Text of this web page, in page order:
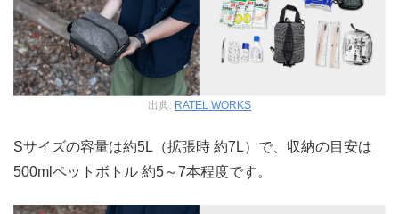
出典: RATEL WORKS
Sサイズの容量は約5L（拡張時 約7L）で、収納の目安は
500mlペットボトル 約5～7本程度です。